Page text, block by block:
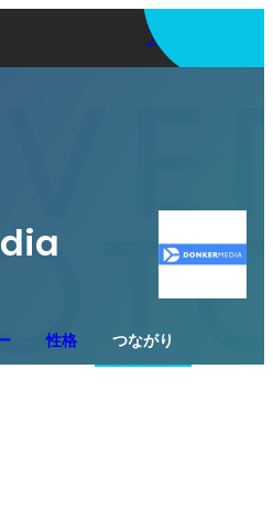
アプリを使う
性格 つながり